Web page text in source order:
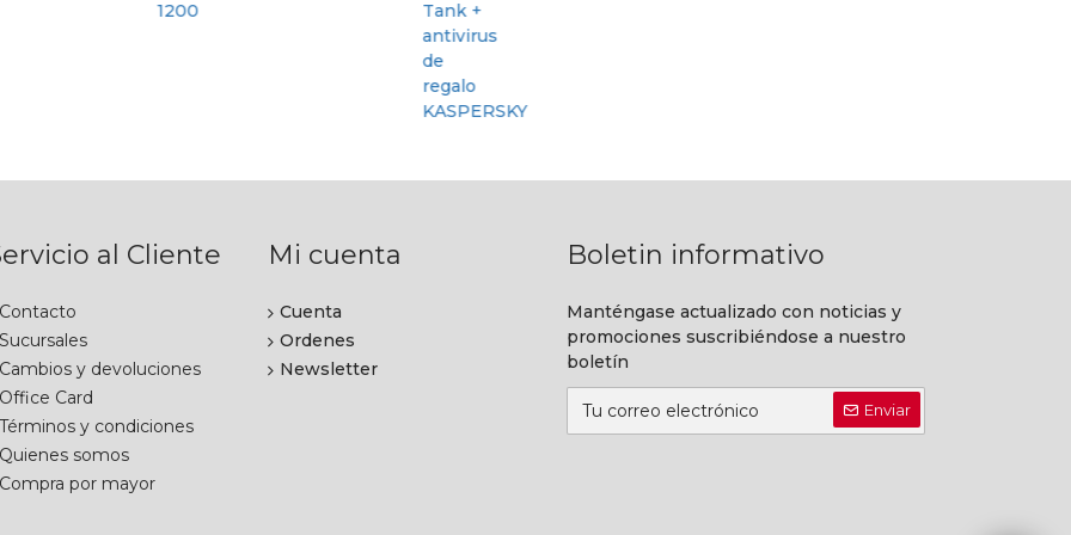
al Cliente
Contacto
Sucursales
Cambios y devoluciones
Office Card
Términos y condiciones
Quienes somos
Compra por mayor
Mi cuenta
Cuenta
Ordenes
Newsletter
Boletin informativo
Manténgase actualizado con noticias y
promociones suscribiéndose a nuestro
boletín
Enviar